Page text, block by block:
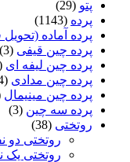
آماده (تحویل فوری) (163)
چین قیفی (3)
چین لیفه ای (3)
چین مدادی (4)
چین مینیمال (4)
سه چین (3)
(38)
روتختی دو نفره (13)
روتختی یک نفره (13)